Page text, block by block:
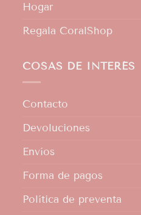
Hogar
Regala CoralShop
COSAS DE INTERÉS
Contacto
Devoluciones
Envíos
Forma de pagos
Política de preventa